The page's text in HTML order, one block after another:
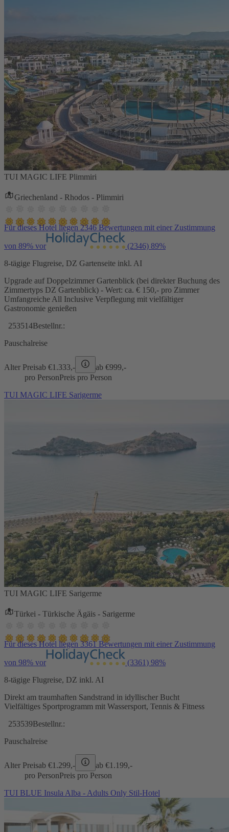
TUI MAGIC LIFE Plimmiri
Griechenland - Rhodos - Plimmiri
Für dieses Hotel liegen 2346 Bewertungen mit einer Zustimmung
von 89% vor (2346) 89%
8-tägige Flugreise, DZ Gartenseite inkl. AI
Upgrade auf Doppelzimmer Gartenblick (bei direkter Buchung des
Zimmertyps DZ Gartenblick) - Wert: ca. € 150,- pro Zimmer
Umfangreiche All Inclusive Verpflegung mit vielfältiger
Gastronomie genießen
253514Bestellnr.:
Pauschalreise
Alter Preisab €1.333,- ab €999,-
pro PersonPreis pro Person
TUI MAGIC LIFE Sarigerme
TUI MAGIC LIFE Sarigerme
Türkei - Türkische Ägäis - Sarigerme
Für dieses Hotel liegen 3361 Bewertungen mit einer Zustimmung
von 98% vor (3361) 98%
8-tägige Flugreise, DZ inkl. AI
Direkt am traumhaften Sandstrand in idyllischer Bucht
Vielfältiges Sportprogramm mit Wassersport, Tennis & Fitness
253539Bestellnr.:
Pauschalreise
Alter Preisab €1.299,- ab €1.199,-
pro PersonPreis pro Person
TUI BLUE Insula Alba - Adults Only Stil-Hotel